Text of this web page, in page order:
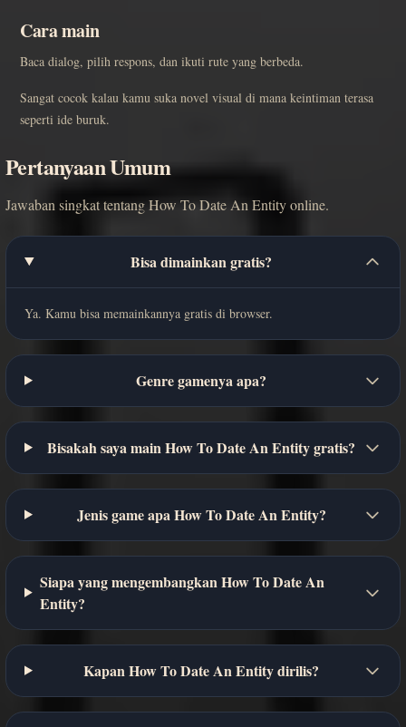
Cara main
Baca dialog, pilih respons, dan ikuti rute yang berbeda.
Sangat cocok kalau kamu suka novel visual di mana keintiman terasa
seperti ide buruk.
Pertanyaan Umum
Jawaban singkat tentang How To Date An Entity online.
Bisa dimainkan gratis?
Ya. Kamu bisa memainkannya gratis di browser.
Genre gamenya apa?
Bisakah saya main How To Date An Entity gratis?
Jenis game apa How To Date An Entity?
Siapa yang mengembangkan How To Date An
Entity?
Kapan How To Date An Entity dirilis?